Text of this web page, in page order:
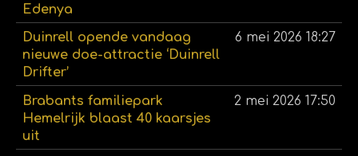
Edenya
Duinrell opende vandaag
nieuwe doe-attractie ‘Duinrell
Drifter’
6 mei 2026 18:27
Brabants familiepark
Hemelrijk blaast 40 kaarsjes
uit
2 mei 2026 17:50